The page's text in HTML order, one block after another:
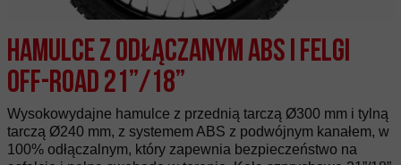
Hamulce z odłączanym ABS i felgi
Off-Road 21”/18”
Wysokowydajne hamulce z przednią tarczą Ø300 mm i tylną
tarczą Ø240 mm, z systemem ABS z podwójnym kanałem, w
100% odłączalnym, który zapewnia bezpieczeństwo na